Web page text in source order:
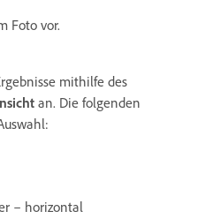
Foto vor.
mithilfe des
an. Die folgenden
– horizontal